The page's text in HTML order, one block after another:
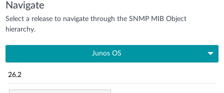
Navigate
Select a release to navigate through the SNMP MIB Object
hierarchy.
Junos OS
26.2